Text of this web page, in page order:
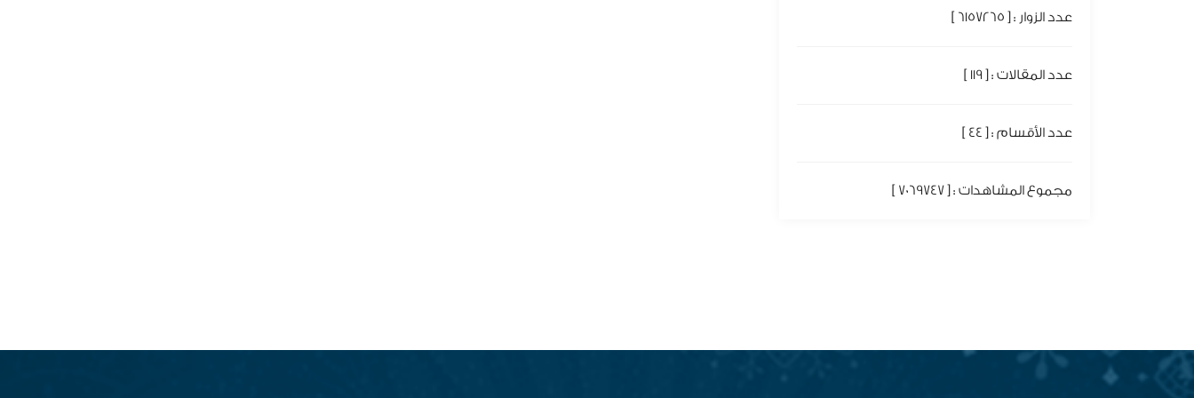
عدد الزوار : [ 6157265 ]
عدد المقالات : [ 119 ]
عدد الأقسام : [ 44 ]
مجموع المشاهدات : [ 7069747 ]